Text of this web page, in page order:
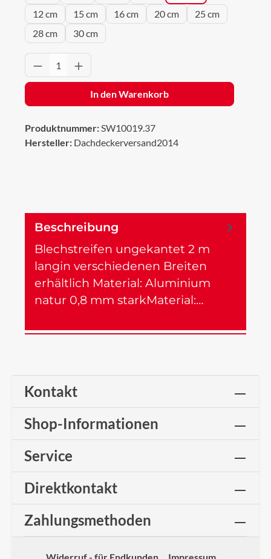
12 cm
15 cm 16 cm 20 cm
25 cm
28 cm
30 cm
Produkt Anzahl: Gib den gewünschten
In den Warenkorb
Produktnummer:SW10019.37
Hersteller: Dachdeckerversand2014
Beschreibung
Blechstreifen ungekantet 2 m
langin verschiedenen Breiten
erhältlich Material: Aluminium
natur 0,8 mm starkMaterial:…
Kontakt
Shop-Informationen
Service
Direktkontakt
Zahlungsmethoden